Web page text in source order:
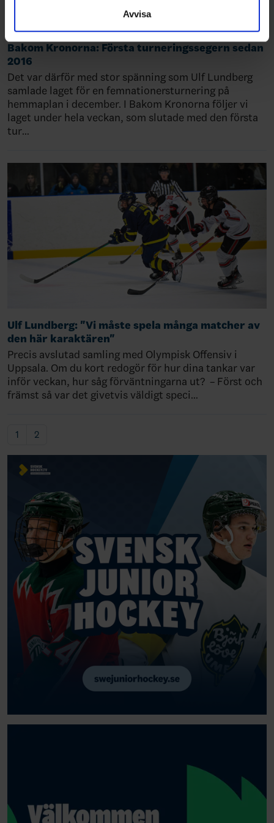
Avvisa
Bakom Kronorna: Första turneringssegern sedan
2016
Det var därför med stor spänning som Ulf Lundberg
samlade laget för en femnationersturnering på
hemmaplan i december. I Bakom Kronorna följer vi
laget under hela veckan, som slutade med den första
tur…
Ulf Lundberg: "Vi måste spela många matcher av
den här karaktären"
Precis avslutad samling med Olympisk Offensiv i
Uppsala. Om du kort redogör för hur dina tankar var
inför veckan, hur såg förväntningarna ut? – Först och
främst så var det givetvis väldigt speci…
1 2